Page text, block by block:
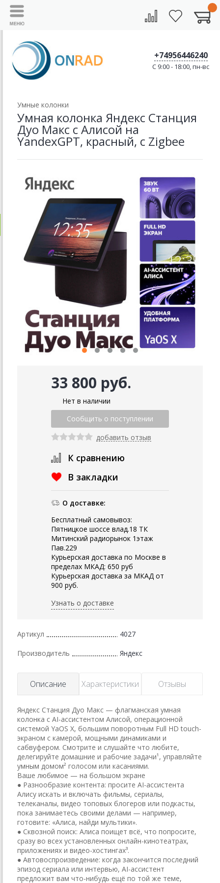
+74956446240
C 9:00 - 18:00, пн-вс
Умные колонки
Умная колонка Яндекс Станция
Дуо Макс с Алисой на
YandexGPT, красный, с Zigbee
33 800 руб.
Нет в наличии
добавить отзыв
К сравнению
В закладки
О доставке:
Бесплатный самовывоз:
Пятницкое шоссе влад.18 ТК
Митинский радиорынок 1этаж
Пав.229
Курьерская доставка по Москве в
пределах МКАД: 650 руб
Курьерская доставка за МКАД от
900 руб.
Узнать о доставке
Артикул 4027
Производитель Яндекс
Описание Характеристики Отзывы
Яндекс Станция Дуо Макс — флагманская умная
колонка с AI-ассистентом Алисой, операционной
системой YaOS X, большим поворотным Full HD touch-
экраном с камерой, мощными динамиками и
сабвуфером. Смотрите и слушайте что любите,
делегируйте домашние и рабочие задачи¹, управляйте
умным домом² голосом или касаниями.
Ваше любимое — на большом экране
● Разнообразие контента: просите AI-ассистента
Алису искать и включать фильмы, сериалы,
телеканалы, видео топовых блогеров или подкасты,
пока занимаетесь своими делами — например,
готовите: «Алиса, найди мультики».
● Сквозной поиск: Алиса поищет всё, что попросите,
сразу во всех установленных онлайн-кинотеатрах,
приложениях и видео-хостингах³.
● Автовоспроизведение: когда закончится последний
эпизод сериала или интервью, AI-ассистент
предложит вам что-нибудь ещё по той же теме,